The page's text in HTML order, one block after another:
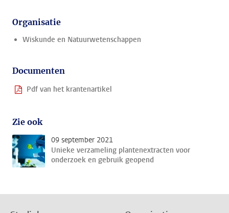
Organisatie
Wiskunde en Natuurwetenschappen
Documenten
Pdf van het krantenartikel
Zie ook
09 september 2021
Unieke verzameling plantenextracten voor
onderzoek en gebruik geopend